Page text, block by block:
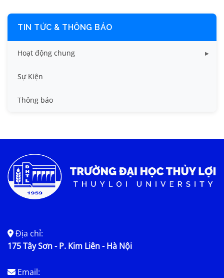
TIN TỨC & THÔNG BÁO
Hoạt động chung
Tin công tác sinh viên
Tin đào tạo
Tin tức chung
Sự Kiện
Thông báo
Địa chỉ:
175 Tây Sơn - P. Kim Liên - Hà Nội
Email: